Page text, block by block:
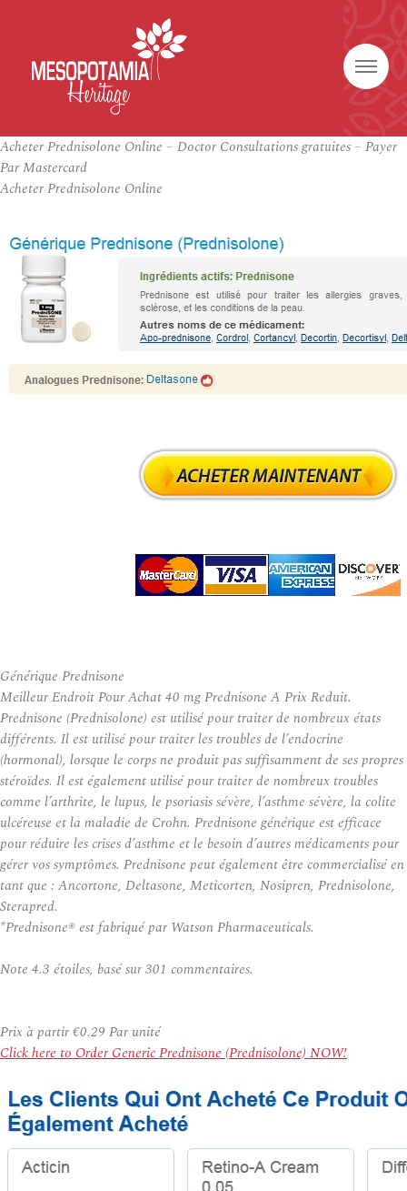
Acheter Prednisolone Online – Doctor Consultations gratuites – Payer
Par Mastercard
Acheter Prednisolone Online
Générique Prednisone
Meilleur Endroit Pour Achat 40 mg Prednisone A Prix Reduit.
Prednisone (Prednisolone) est utilisé pour traiter de nombreux états
différents. Il est utilisé pour traiter les troubles de l’endocrine
(hormonal), lorsque le corps ne produit pas suffisamment de ses propres
stéroïdes. Il est également utilisé pour traiter de nombreux troubles
comme l’arthrite, le lupus, le psoriasis sévère, l’asthme sévère, la colite
ulcéreuse et la maladie de Crohn. Prednisone générique est efficace
pour réduire les crises d’asthme et le besoin d’autres médicaments pour
gérer vos symptômes. Prednisone peut également être commercialisé en
tant que : Ancortone, Deltasone, Meticorten, Nosipren, Prednisolone,
Sterapred.
*Prednisone® est fabriqué par Watson Pharmaceuticals.
Note 4.3 étoiles, basé sur301 commentaires.
Prix à partir€0.29 Par unité
Click here to Order Generic Prednisone (Prednisolone) NOW!